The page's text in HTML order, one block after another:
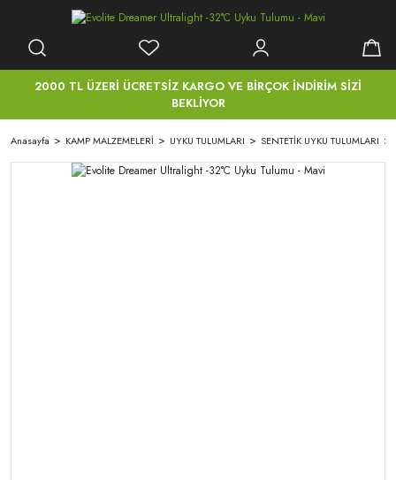
2000 TL ÜZERİ ÜCRETSİZ KARGO VE BİRÇOK İNDİRİM SİZİ
BEKLİYOR
Anasayfa KAMP MALZEMELERİ UYKU TULUMLARI SENTETİK UYKU TULUMLARI